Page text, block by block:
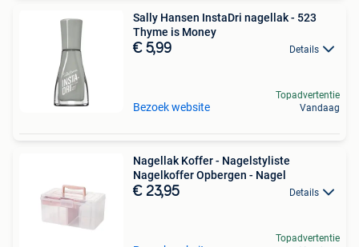
Sally Hansen InstaDri nagellak - 523
Thyme is Money
€ 5,99 Details
Bezoek website
Topadvertentie
Vandaag
Nagellak Koffer - Nagelstyliste
Nagelkoffer Opbergen - Nagel
€ 23,95 Details
Topadvertentie